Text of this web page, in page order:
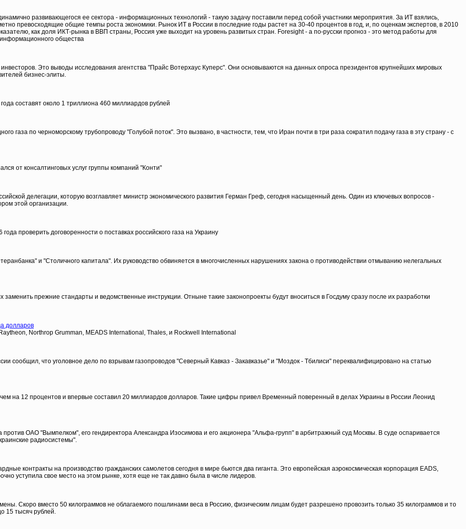
развивающегося ее сектора - информационных технологий - такую задачу поставили перед собой участники мероприятия. За ИТ взялись,
превосходящие общие темпы роста экономики. Рынок ИТ в России в последние годы растет на 30-40 процентов в год, и, по оценкам экспертов, в 2010
как доля ИКТ-рынка в ВВП страны, Россия уже выходит на уровень развитых стран. Foresight - а по-русски прогноз - это метод работы для
общества
Это выводы исследования агентства "Прайс Вотерхаус Куперс". Они основываются на данных опроса президентов крупнейших мировых
бизнес-элиты.
составят около 1 триллиона 460 миллиардов рублей
газа по черноморскому трубопроводу "Голубой поток". Это вызвано, в частности, тем, что Иран почти в три раза сократил подачу газа в эту страну - с
от консалтинговых услуг группы компаний "Конти"
делегации, которую возглавляет министр экономического развития Герман Греф, сегодня насыщенный день. Один из ключевых вопросов -
этой организации.
проверить договоренности о поставках российского газа на Украину
и "Столичного капитала". Их руководство обвиняется в многочисленных нарушениях закона о противодействии отмыванию нелегальных
заменить прежние стандарты и ведомственные инструкции. Отныне такие законопроекты будут вноситься в Госдуму сразу после их разработки
долларов
Northrop Grumman, MEADS International, Thales, и Rockwell International
сообщил, что уголовное дело по взрывам газопроводов "Северный Кавказ - Закавказье" и "Моздок - Тбилиси" переквалифицировано на статью
на 12 процентов и впервые составил 20 миллиардов долларов. Такие цифры привел Временный поверенный в делах Украины в России Леонид
против ОАО "Вымпелком", его гендиректора Александра Изосимова и его акционера "Альфа-групп" в арбитражный суд Москвы. В суде оспаривается
радиосистемы".
контракты на производство гражданских самолетов сегодня в мире бьются два гиганта. Это европейская аэрокосмическая корпорация EADS,
уступила свое место на этом рынке, хотя еще не так давно была в числе лидеров.
Скоро вместо 50 килограммов не облагаемого пошлинами веса в Россию, физическим лицам будет разрешено провозить только 35 килограммов и то
15 тысяч рублей.